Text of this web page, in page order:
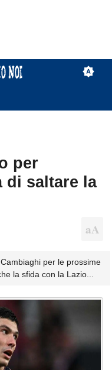
per
di saltare la
per le prossime
la sfida con la Lazio...